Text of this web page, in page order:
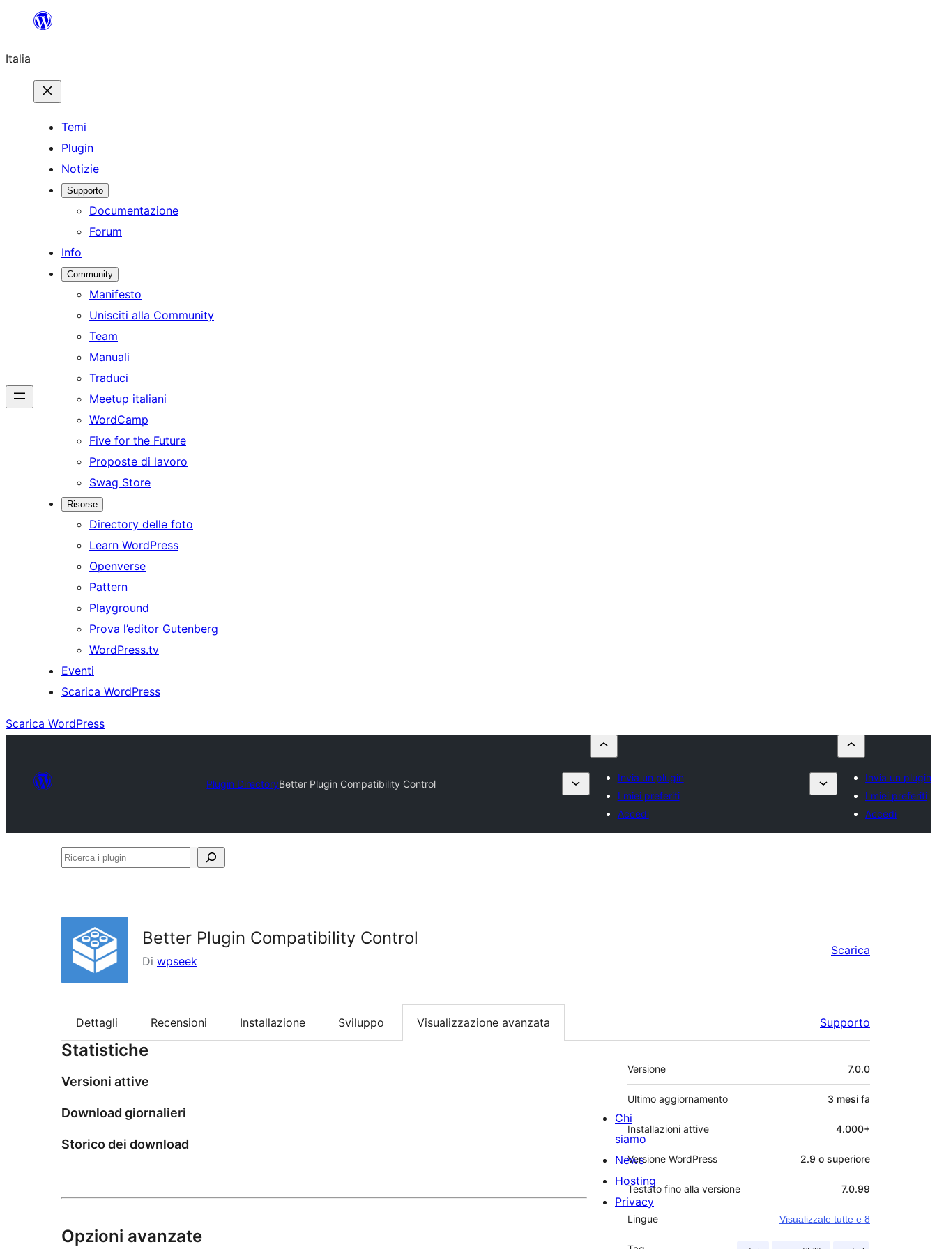
contenuto
Italia
Temi
Plugin
Notizie
Supporto
Documentazione
Forum
Info
Community
Manifesto
Unisciti alla Community
Team
Manuali
Traduci
Meetup italiani
WordCamp
Five for the Future
Proposte di lavoro
Swag Store
Risorse
Directory delle foto
Learn WordPress
Openverse
Pattern
Playground
Prova l’editor Gutenberg
WordPress.tv
Eventi
Scarica WordPress
Scarica WordPress
Plugin DirectoryBetter Plugin Compatibility Control
Invia un plugin
I miei preferiti
Accedi
Invia un plugin
I miei preferiti
Accedi
Ricerca
Better Plugin Compatibility Control
Di wpseek
Scarica
Dettagli Recensioni Installazione Sviluppo Visualizzazione avanzata Supporto
Statistiche
Versioni attive
Download giornalieri
Storico dei download
Opzioni avanzate
Meta
Versione 7.0.0
Ultimo aggiornamento 3 mesi fa
Installazioni attive 4.000+
Versione WordPress 2.9 o superiore
Testato fino alla versione 7.0.99
Lingue Visualizzale tutte e 8
Chi
siamo
News
Hosting
Privacy